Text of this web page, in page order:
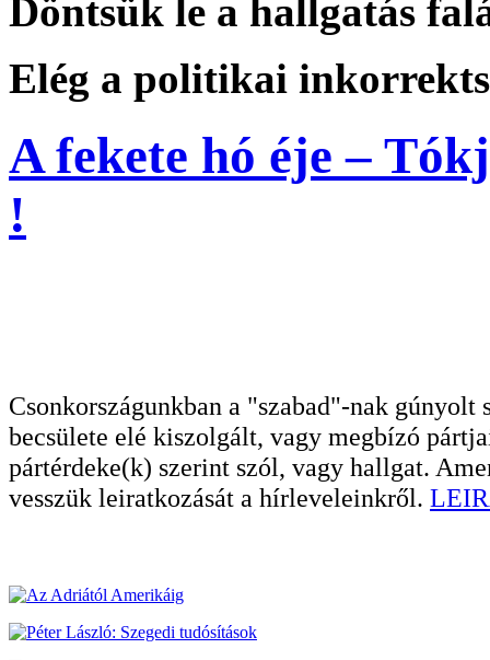
Döntsük le a hallgatás
Elég a politikai
A fekete hó éje –
!
Csonkországunkban a "szabad"-nak
becsülete elé kiszolgált, vagy megbízó
pártérdeke(k) szerint szól, vagy hallgat.
vesszük leiratkozását a hírleveleinkről.